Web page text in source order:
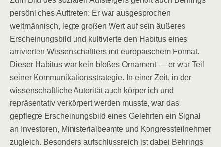
persönliches Auftreten: Er war ausgesprochen
weltmännisch, legte großen Wert auf sein äußeres
Erscheinungsbild und kultivierte den Habitus eines
arrivierten Wissenschaftlers mit europäischem Format.
Dieser Habitus war kein bloßes Ornament — er war Teil
seiner Kommunikationsstrategie. In einer Zeit, in der
wissenschaftliche Autorität auch körperlich und
repräsentativ verkörpert werden musste, war das
gepflegte Erscheinungsbild eines Gelehrten ein Signal
an Investoren, Ministerialbeamte und Kongressteilnehmer
zugleich. Besonders aufschlussreich ist dabei Behrings